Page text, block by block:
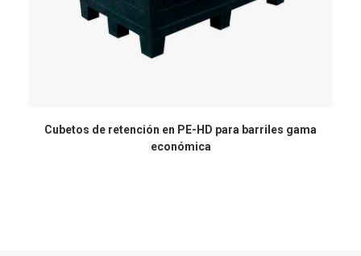
Cubetos de retención en PE-HD para barriles gama
económica